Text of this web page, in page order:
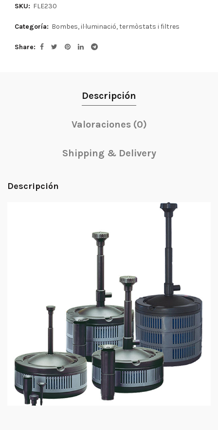
SKU: FLE230
Categoría: Bombes, il·luminació, termòstats i filtres
Share
Descripción
Valoraciones (0)
Shipping & Delivery
Descripción